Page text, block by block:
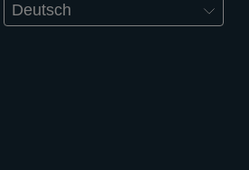
Deutsch
der
– Zum
der bilateralen